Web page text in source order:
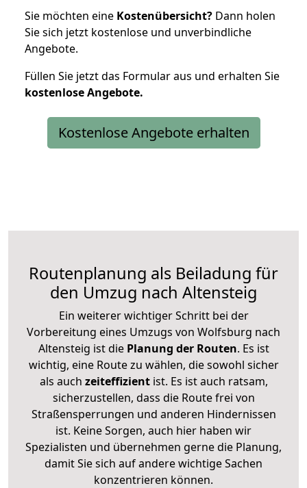
Sie möchten eine Kostenübersicht? Dann holen
Sie sich jetzt kostenlose und unverbindliche
Angebote.
Füllen Sie jetzt das Formular aus und erhalten Sie
kostenloseAngebote.
Kostenlose Angebote erhalten
Routenplanung als Beiladung für
den Umzug nach Altensteig
Ein weiterer wichtiger Schritt bei der
Vorbereitung eines Umzugs von Wolfsburg nach
Altensteig ist diePlanung der Routen. Es ist
wichtig, eine Route zu wählen, die sowohl sicher
als auch zeiteffizientist. Es ist auch ratsam,
sicherzustellen, dass die Route frei von
Straßensperrungen und anderen Hindernissen
ist. Keine Sorgen, auch hier haben wir
Spezialisten und übernehmen gerne die Planung,
damit Sie sich auf andere wichtige Sachen
konzentrieren können.